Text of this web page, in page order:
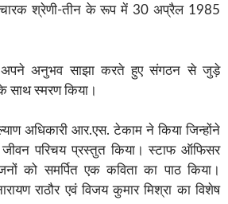
श्रेणी-तीन के रूप में 30 अप्रैल 1985
ने अपने अनुभव साझा करते हुए संगठन से जुड़े
साथ स्मरण किया।
अधिकारी आर.एस. टेकाम ने किया जिन्होंने
जीवन परिचय प्रस्तुत किया। स्टाफ ऑफिसर
को समर्पित एक कविता का पाठ किया।
राठौर एवं विजय कुमार मिश्रा का विशेष